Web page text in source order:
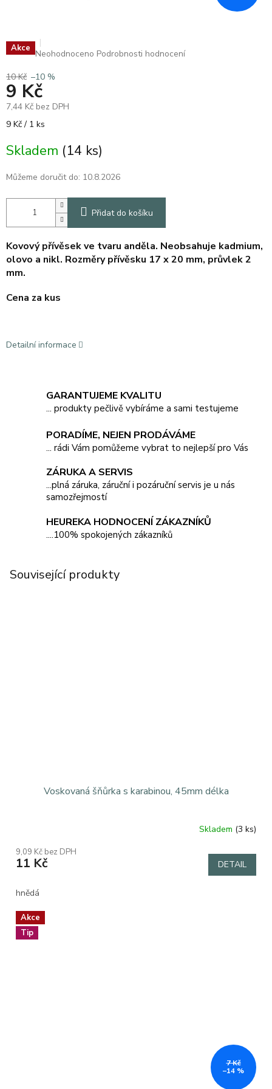
Akce Průměrné
produktu
je
0,0
z
5
Neohodnoceno Podrobnosti hodnocení
10 Kč –10 %
9 Kč
7,44 Kč bez DPH
Měrná
9 Kč / 1 ks
Skladem (14 ks)
Můžeme doručit do: 10.8.2026
Přidat do košíku
Kovový přívěsek ve tvaru anděla. Neobsahuje kadmium,
olovo a nikl. Rozměry přívěsku 17 x 20 mm, průvlek 2
mm.
Cena za kus
Detailní informace
GARANTUJEME KVALITU
... produkty pečlivě vybíráme a sami testujeme
PORADÍME, NEJEN PRODÁVÁME
... rádi Vám pomůžeme vybrat to nejlepší pro Vás
ZÁRUKA A SERVIS
...plná záruka, záruční i pozáruční servis je u nás
samozřejmostí
HEUREKA HODNOCENÍ ZÁKAZNÍKŮ
....100% spokojených zákazníků
Související produkty
Voskovaná šňůrka s karabinou, 45mm délka
produktu
je
z
hvězdiček.
Skladem (3 ks)
9,09 Kč bez DPH
11 Kč DETAIL
hnědá
Akce
Tip
7 Kč
–14 %